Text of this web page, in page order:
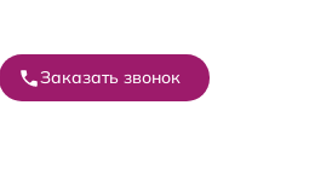
Заказать звонок